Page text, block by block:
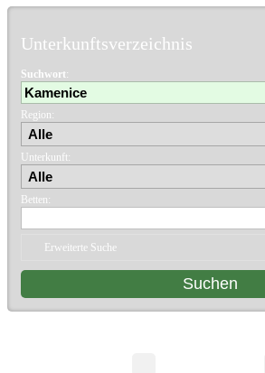
Unterkunftsverzeichnis
Suchwort:
Region:
Unterkunft:
Betten:
Erweiterte Suche